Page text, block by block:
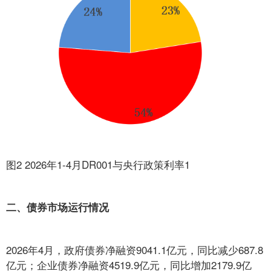
图2 2026年1-4月DR001与央行政策利率1
二、债券市场运行情况
2026年4月，政府债券净融资9041.1亿元，同比减少687.8
亿元；企业债券净融资4519.9亿元，同比增加2179.9亿